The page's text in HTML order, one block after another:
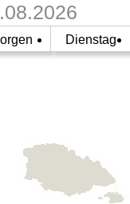
Dienstag